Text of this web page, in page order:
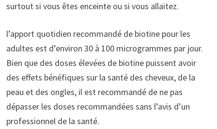
surtout si vous êtes enceinte ou si vous allaitez.
l’apport quotidien recommandé de biotine pour les
adultes est d’environ 30 à 100 microgrammes par jour.
Bien que des doses élevées de biotine puissent avoir
des effets bénéfiques sur la santé des cheveux, de la
peau et des ongles, il est recommandé de ne pas
dépasser les doses recommandées sans l’avis d’un
professionnel de la santé.